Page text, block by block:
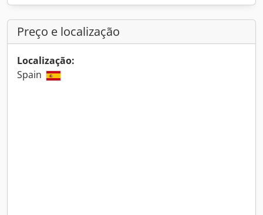
Preço e localização
Localização:
Spain